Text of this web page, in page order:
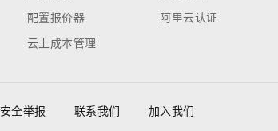
配置报价器
云上成本管理
阿里云认证
安全举报 联系我们 加入我们